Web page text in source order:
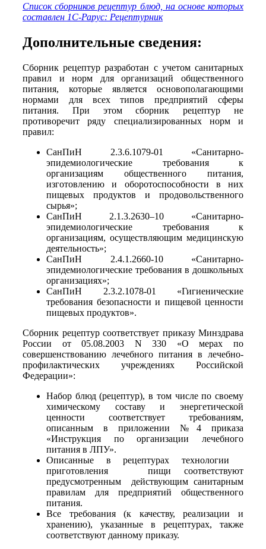
Список сборников рецептур блюд, на основе которых
составлен 1С-Рарус: Рецептурник
Дополнительные сведения:
Сборник рецептур разработан с учетом санитарных
правил и норм для организаций общественного
питания, которые является основополагающими
нормами для всех типов предприятий сферы
питания. При этом сборник рецептур не
противоречит ряду специализированных норм и
правил:
СанПиН 2.3.6.1079-01 «Санитарно-
эпидемиологические требования к
организациям общественного питания,
изготовлению и оборотоспособности в них
пищевых продуктов и продовольственного
сырья»;
СанПиН 2.1.3.2630–10 «Санитарно-
эпидемиологические требования к
организациям, осуществляющим медицинскую
деятельность»;
СанПиН 2.4.1.2660-10 «Санитарно-
эпидемиологические требования в дошкольных
организациях»;
СанПиН 2.3.2.1078-01 «Гигиенические
требования безопасности и пищевой ценности
пищевых продуктов».
Сборник рецептур соответствует приказу Минздрава
России от 05.08.2003 N 330 «О мерах по
совершенствованию лечебного питания в лечебно-
профилактических учреждениях Российской
Федерации»:
Набор блюд (рецептур), в том числе по своему
химическому составу и энергетической
ценности соответствует требованиям,
описанным в приложении №4 приказа
«Инструкция по организации лечебного
питания в ЛПУ».
Описанные в рецептурах технологии
приготовления пищи соответствуют
предусмотренным действующим санитарным
правилам для предприятий общественного
питания.
Все требования (к качеству, реализации и
хранению), указанные в рецептурах, также
соответствуют данному приказу.